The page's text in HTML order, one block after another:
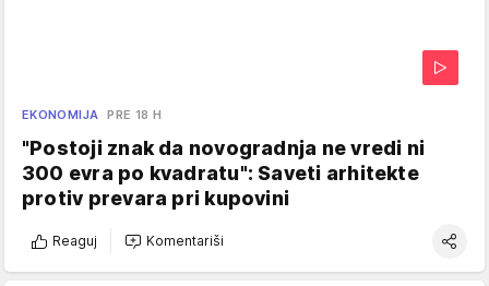
EKONOMIJA PRE 18 H
"Postoji znak da novogradnja ne vredi ni
300 evra po kvadratu": Saveti arhitekte
protiv prevara pri kupovini
Reaguj Komentariši